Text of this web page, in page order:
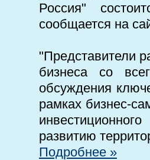
Россия"
сообщается на
"Представители
бизнеса со
обсуждения
рамках бизнес-
развитию
Подробнее »